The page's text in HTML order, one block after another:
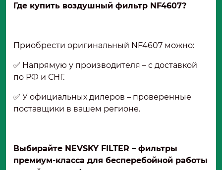
Где купить воздушный фильтр NF4607?
Приобрести оригинальный NF4607 можно:
✅ Напрямую у производителя – с доставкой
по РФ и СНГ.
✅ У официальных дилеров – проверенные
поставщики в вашем регионе.
Выбирайте NEVSKY FILTER – фильтры
премиум-класса для бесперебойной работы